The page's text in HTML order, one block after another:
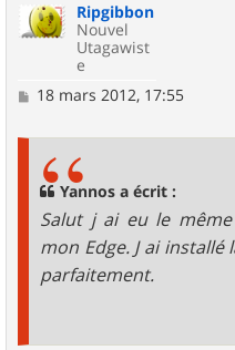
Ripgibbon
Nouvel
Utagawist
e
M18 mars 2012, 17:55
Yannos a écrit :
Salut j ai eu le
mon Edge. J ai
parfaitement.